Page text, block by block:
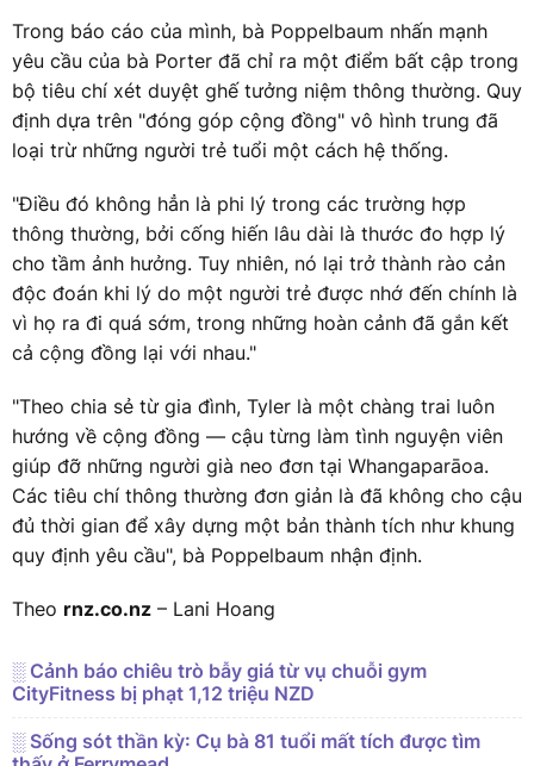
Trong báo cáo của mình, bà Poppelbaum nhấn mạnh
yêu cầu của bà Porter đã chỉ ra một điểm bất cập trong
bộ tiêu chí xét duyệt ghế tưởng niệm thông thường. Quy
định dựa trên "đóng góp cộng đồng" vô hình trung đã
loại trừ những người trẻ tuổi một cách hệ thống.
"Điều đó không hẳn là phi lý trong các trường hợp
thông thường, bởi cống hiến lâu dài là thước đo hợp lý
cho tầm ảnh hưởng. Tuy nhiên, nó lại trở thành rào cản
độc đoán khi lý do một người trẻ được nhớ đến chính là
vì họ ra đi quá sớm, trong những hoàn cảnh đã gắn kết
cả cộng đồng lại với nhau."
"Theo chia sẻ từ gia đình, Tyler là một chàng trai luôn
hướng về cộng đồng — cậu từng làm tình nguyện viên
giúp đỡ những người già neo đơn tại Whangaparāoa.
Các tiêu chí thông thường đơn giản là đã không cho cậu
đủ thời gian để xây dựng một bản thành tích như khung
quy định yêu cầu", bà Poppelbaum nhận định.
Theo rnz.co.nz – Lani Hoang
░ Cảnh báo chiêu trò bẫy giá từ vụ chuỗi gym
CityFitness bị phạt 1,12 triệu NZD
░ Sống sót thần kỳ: Cụ bà 81 tuổi mất tích được tìm